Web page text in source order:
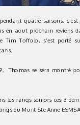
quatre saisons,
en aout prochain reviens
Tim Toffolo, s’est
Thomas se sera montré
rangs seniors ces 3
du Mont Ste Anne